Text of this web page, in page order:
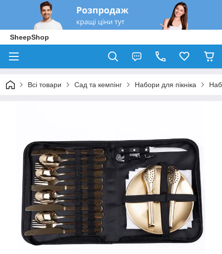
SheepShop
Всі товари Сад та кемпінг Набори для пікніка